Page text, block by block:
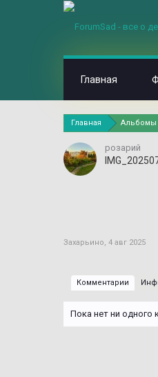
Главная Альбомы
розарий
Захарьино, 4 авг 2025
Комментарии
Пока нет ни одного
Главная